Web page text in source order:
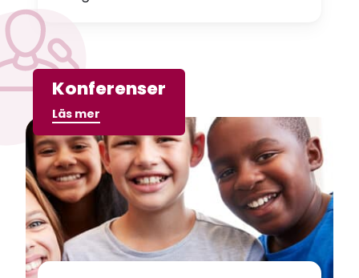
Konferenser
Läs mer